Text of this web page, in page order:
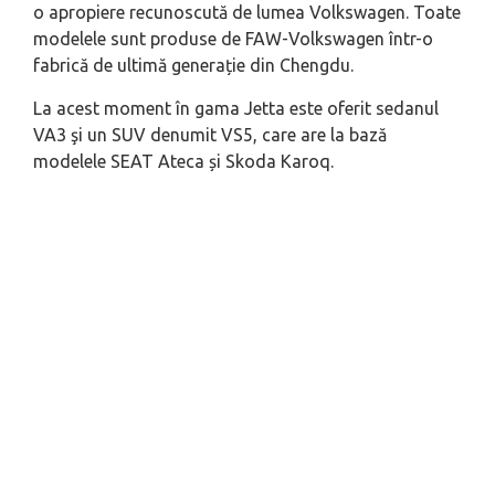
o apropiere recunoscută de lumea Volkswagen. Toate
modelele sunt produse de FAW-Volkswagen într-o
fabrică de ultimă generație din Chengdu.
La acest moment în gama Jetta este oferit sedanul
VA3 şi un SUV denumit VS5, care are la bază
modelele SEAT Ateca și Skoda Karoq.